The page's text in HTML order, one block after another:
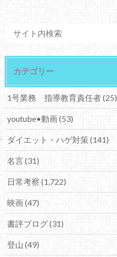
カテゴリー
1号業務 指導教育責任者(25)
youtube•動画(53)
ダイエット・ハゲ対策(141)
名言(31)
日常考察 (1,722)
映画(47)
書評ブログ(31)
登山 (49)